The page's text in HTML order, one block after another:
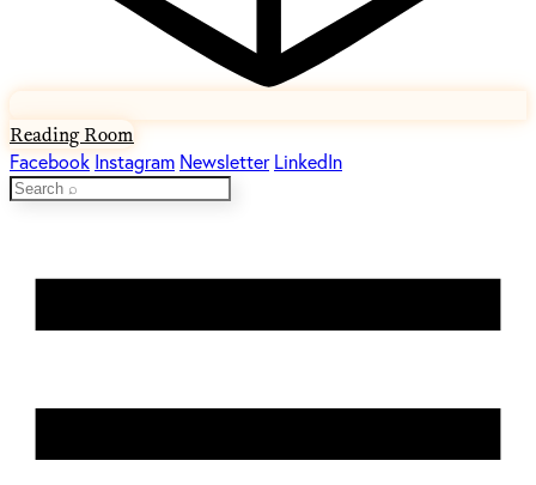
Reading Room
Facebook Instagram Newsletter LinkedIn